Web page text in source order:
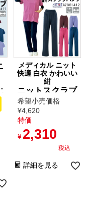
メディカル ニット
快適 白衣 かわいい
紺
ニットスクラブ
パンツ 男女兼用
[AZ861412/アイ
希望小売価格
¥4,620
特価
¥2,310
税込
詳細を見る